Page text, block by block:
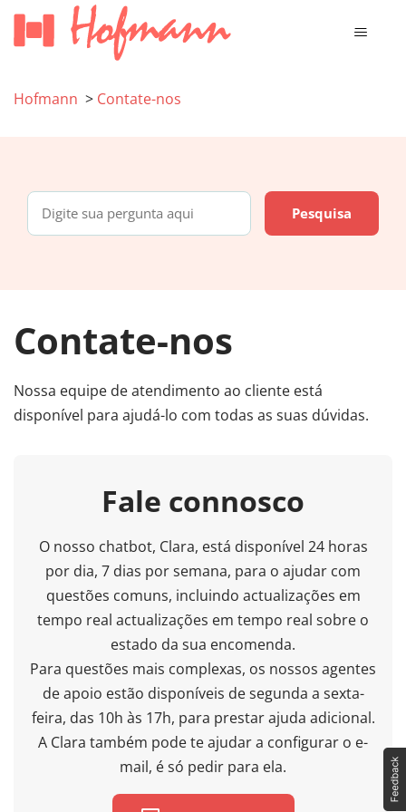
Hofmann Contate-nos
Contate-nos
Nossa equipe de atendimento ao cliente está
disponível para ajudá-lo com todas as suas dúvidas.
Fale connosco
O nosso chatbot, Clara, está disponível 24 horas
por dia, 7 dias por semana, para o ajudar com
questões comuns, incluindo actualizações em
tempo real actualizações em tempo real sobre o
estado da sua encomenda.
Para questões mais complexas, os nossos agentes
de apoio estão disponíveis de segunda a sexta-
feira, das 10h às 17h, para prestar ajuda adicional.
A Clara também pode te ajudar a configurar o e-
mail, é só pedir para ela.